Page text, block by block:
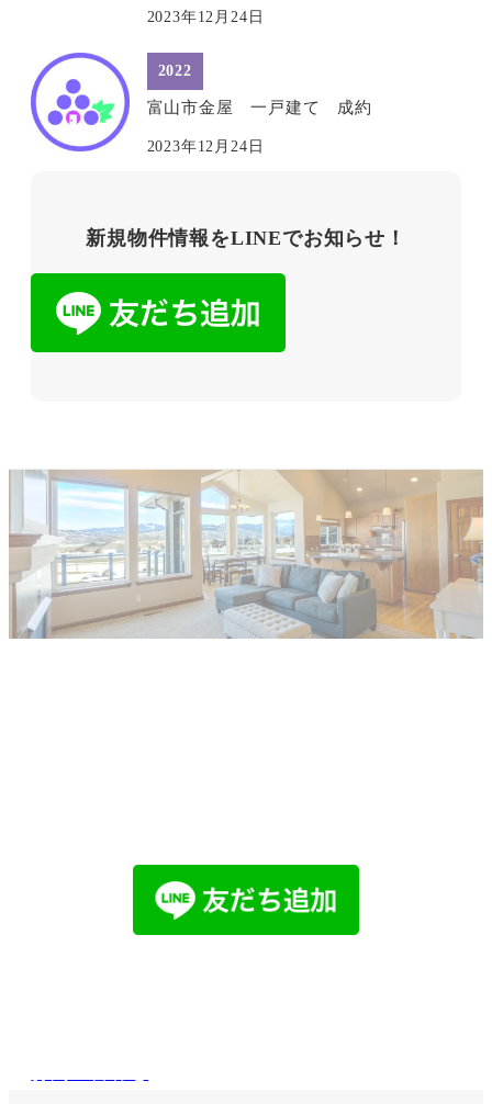
2023年12月24日
2022
富山市金屋 一戸建て 成約
2023年12月24日
新規物件情報をLINEでお知らせ！